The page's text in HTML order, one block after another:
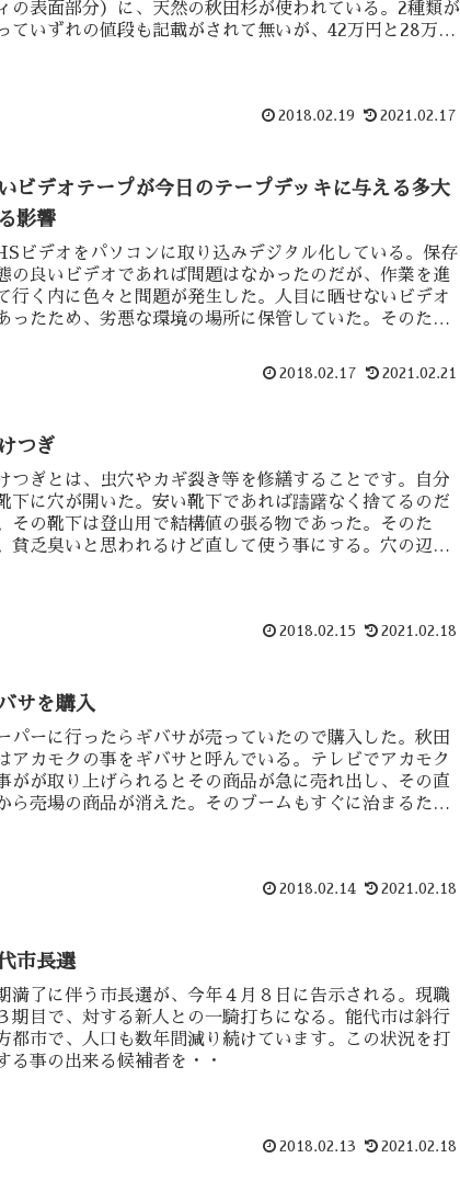
の表面部分）に、天然の秋田杉が使われている。2種類が
ていずれの値段も記載がされて無いが、42万円と28万円
2018.02.19 2021.02.17
ビデオテープが今日のテープデッキに与える多大
影響
ビデオをパソコンに取り込みデジタル化している。保存
の良いビデオであれば問題はなかったのだが、作業を進
行く内に色々と問題が発生した。人目に晒せないビデオ
ったため、劣悪な環境の場所に保管していた。そのため
2018.02.17 2021.02.21
つぎ
つぎとは、虫穴やカギ裂き等を修繕することです。自分
下に穴が開いた。安い靴下であれば躊躇なく捨てるのだ
その靴下は登山用で結構値の張る物であった。そのた
貧乏臭いと思われるけど直して使う事にする。穴の辺り
2018.02.15 2021.02.18
サを購入
パーに行ったらギバサが売っていたので購入した。秋田
アカモクの事をギバサと呼んでいる。テレビでアカモク
がが取り上げられるとその商品が急に売れ出し、その直
ら売場の商品が消えた。そのブームもすぐに治まるた
2018.02.14 2021.02.18
市長選
満了に伴う市長選が、今年４月８日に告示される。現職
期目で、対する新人との一騎打ちになる。能代市は斜行
都市で、人口も数年間減り続けています。この状況を打
る事の出来る候補者を・・
2018.02.13 2021.02.18